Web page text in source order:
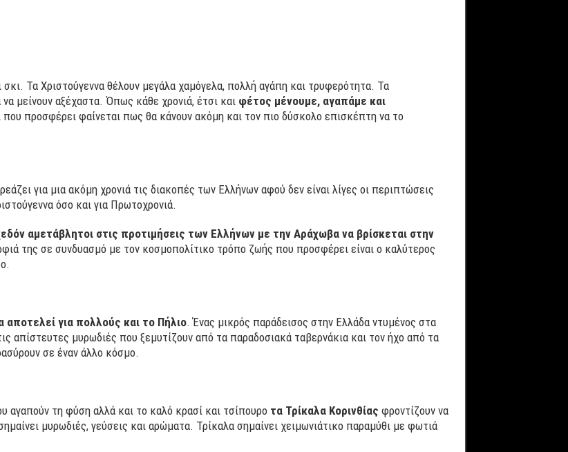
Τα Χριστούγεννα θέλουν μεγάλα χαμόγελα, πολλή αγάπη και τρυφερότητα. Τα
μείνουν αξέχαστα. Όπως κάθε χρονιά, έτσι και φέτος μένουμε, αγαπάμε και
που προσφέρει φαίνεται πως θα κάνουν ακόμη και τον πιο δύσκολο επισκέπτη να το
για μια ακόμη χρονιά τις διακοπές των Ελλήνων αφού δεν είναι λίγες οι περιπτώσεις
όσο και για Πρωτοχρονιά.
αμετάβλητοι στις προτιμήσεις των Ελλήνων με την Αράχωβα να βρίσκεται στην
της σε συνδυασμό με τον κοσμοπολίτικο τρόπο ζωής που προσφέρει είναι ο καλύτερος
αποτελεί για πολλούς και το Πήλιο. Ένας μικρός παράδεισος στην Ελλάδα ντυμένος στα
απίστευτες μυρωδιές που ξεμυτίζουν από τα παραδοσιακά ταβερνάκια και τον ήχο από τα
σε έναν άλλο κόσμο.
αγαπούν τη φύση αλλά και το καλό κρασί και τσίπουρο τα Τρίκαλα Κορινθίας φροντίζουν να
μυρωδιές, γεύσεις και αρώματα. Τρίκαλα σημαίνει χειμωνιάτικο παραμύθι με φωτιά